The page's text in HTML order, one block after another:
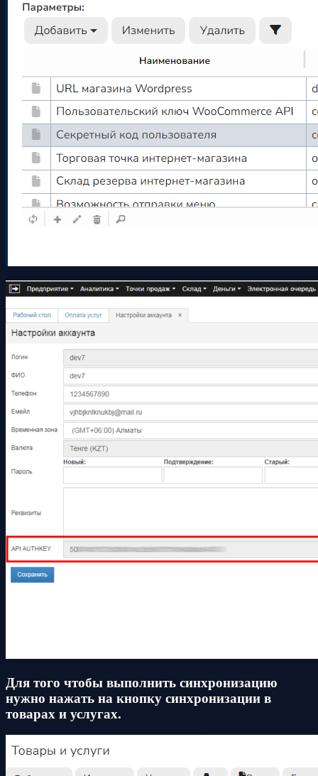
Для того чтобы выполнить синхронизацию
нужно нажать на кнопку синхронизации в
товарах и услугах.